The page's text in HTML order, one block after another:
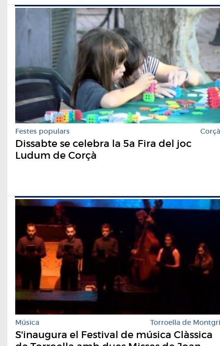
Festes populars Corçà
Dissabte se celebra la 5a Fira del joc
Ludum de Corçà
Música Torroella de Montgrí
S'inaugura el Festival de música Clàssica